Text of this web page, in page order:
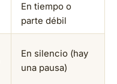
En tiempo o
parte débil
En silencio (hay
una pausa)